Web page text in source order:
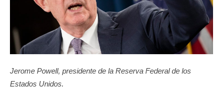
Jerome Powell, presidente de la Reserva Federal de los
Estados Unidos.